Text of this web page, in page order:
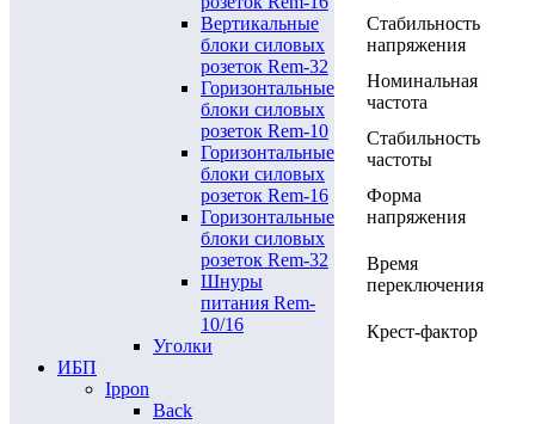
Вертикальные
блоки силовых
розеток Rem-32
Горизонтальные
блоки силовых
розеток Rem-10
Горизонтальные
блоки силовых
розеток Rem-16
Горизонтальные
блоки силовых
розеток Rem-32
Шнуры
питания Rem-
10/16
Уголки
ИБП
Ippon
Back
Стабильность
напряжения
Номинальная
частота
Стабильность
частоты
Форма
напряжения
Время
переключения
Крест-фактор